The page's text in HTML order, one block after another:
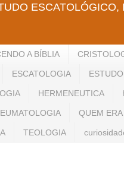
A BÍBLIA
ESCATOLOGIA
HERMENEUTICA
QUEM
TEOLOGIA